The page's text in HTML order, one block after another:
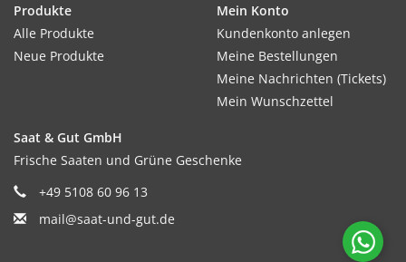
Produkte
Alle Produkte
Neue Produkte
Mein Konto
Kundenkonto anlegen
Meine Bestellungen
Meine Nachrichten (Tickets)
Mein Wunschzettel
Saat & Gut GmbH
Frische Saaten und Grüne Geschenke
+49 5108 60 96 13
mail@saat-und-gut.de